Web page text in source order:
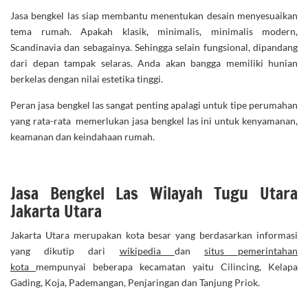
Jasa bengkel las siap membantu menentukan desain menyesuaikan
tema rumah. Apakah klasik, minimalis, minimalis modern,
Scandinavia dan sebagainya. Sehingga selain fungsional, dipandang
dari depan tampak selaras. Anda akan bangga memiliki hunian
berkelas dengan nilai estetika tinggi.
Peran jasa bengkel las sangat penting apalagi untuk tipe perumahan
yang rata-rata memerlukan jasa bengkel las ini untuk kenyamanan,
keamanan dan keindahaan rumah.
Jasa Bengkel Las Wilayah Tugu Utara
Jakarta Utara
Jakarta Utara merupakan kota besar yang berdasarkan informasi
yang dikutip dari wikipedia dan situs pemerintahan
kota mempunyai beberapa kecamatan yaitu Cilincing, Kelapa
Gading, Koja, Pademangan, Penjaringan dan Tanjung Priok.